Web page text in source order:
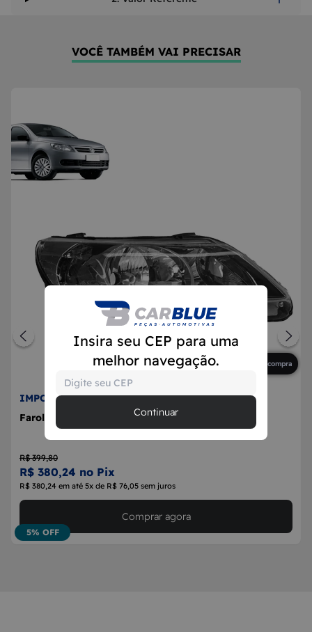
Insira seu CEP para uma
melhor navegação.
Continuar
VOCÊ TAMBÉM VAI PRECISAR
Primeira compra
IMPORTADO
Farol Máscara Cinza Duplo Saveiro G5 2009/2012
R$ 399,80
R$ 380,24 no Pix
R$ 380,24 em até 5x de R$ 76,05 sem juros
5% OFF
Comprar agora